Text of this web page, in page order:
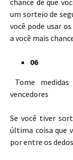
um sorteio de
você pode usar
a você mais
06
Tome
vencedores
Se você tiver
última coisa que
por entre os